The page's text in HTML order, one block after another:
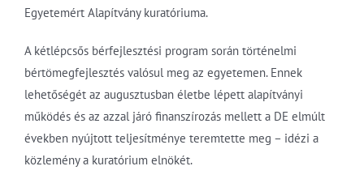
Egyetemért Alapítvány kuratóriuma.
A kétlépcsős bérfejlesztési program során történelmi
bértömegfejlesztés valósul meg az egyetemen. Ennek
lehetőségét az augusztusban életbe lépett alapítványi
működés és az azzal járó finanszírozás mellett a DE elmúlt
években nyújtott teljesítménye teremtette meg – idézi a
közlemény a kuratórium elnökét.